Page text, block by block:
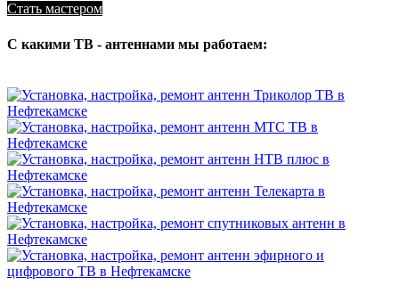
Стать мастером
С какими ТВ - антеннами мы работаем: